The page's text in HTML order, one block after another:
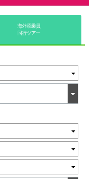
海外添乗員
同行ツアー